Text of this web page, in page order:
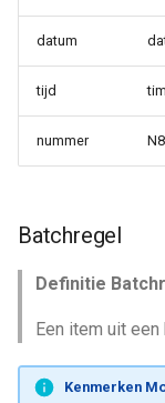
datum
tijd
nummer N8
Batchregel
Definitie
Een item uit een
Kenmerken